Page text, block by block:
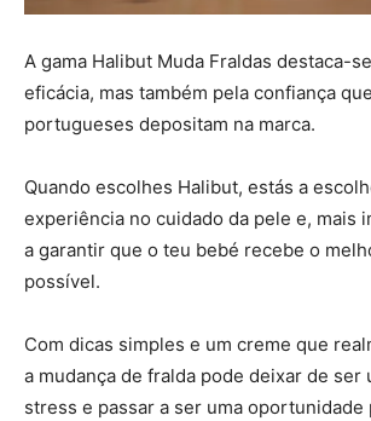
A gama Halibut Muda Fraldas destaca-
eficácia, mas também pela confiança
portugueses depositam na marca.
Quando escolhes Halibut, estás a
experiência no cuidado da pele e, mais
a garantir que o teu bebé recebe o
possível.
Com dicas simples e um creme que
a mudança de fralda pode deixar de ser
stress e passar a ser uma oportunidade